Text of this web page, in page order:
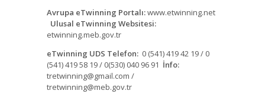
Avrupa eTwinning Portalı:www.etwinning.net
Ulusal eTwinning Websitesi:
etwinning.meb.gov.tr
eTwinning UDS Telefon: 0 (541) 419 42 19 / 0
(541) 419 58 19 / 0(530) 040 96 91 İnfo:
tretwinning@gmail.com /
tretwinning@meb.gov.tr